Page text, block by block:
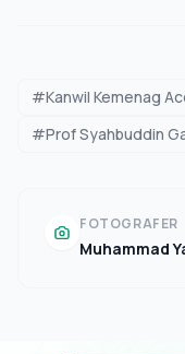
#Kanwil Kemenag
#Prof Syahbuddin
FOTOGRAFER
Muhammad